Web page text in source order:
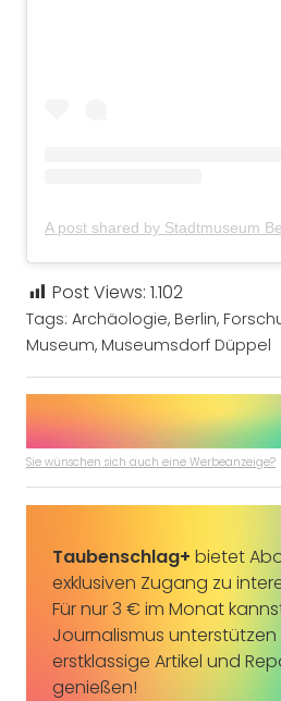
Post Views: 1.102
Tags: Archäologie, Berlin,
Museum, Museumsdorf Düppel
Sie wünschen sich auch eine Werbeanzeige?
Taubenschlag+ bietet
exklusiven Zugang zu
Für nur 3 € im Monat
Journalismus
erstklassige Artikel und
genießen!